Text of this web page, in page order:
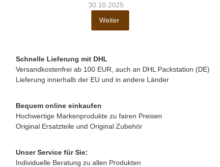
30.10.2025
Weiter
Schnelle Lieferung mit DHL
Versandkostenfrei ab 100 EUR, auch an DHL Packstation (DE)
Lieferung innerhalb der EU und in andere Länder
Bequem online einkaufen
Hochwertige Markenprodukte zu fairen Preisen
Original Ersatzteile und Original Zubehör
Unser Service für Sie:
Individuelle Beratung zu allen Produkten